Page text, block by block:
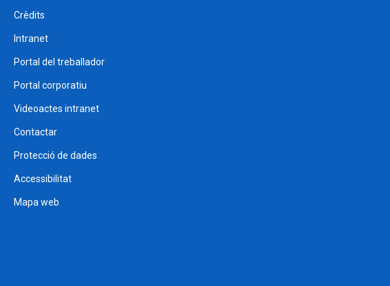
Crèdits
Intranet
Portal del treballador
Portal corporatiu
Videoactes intranet
Contactar
Protecció de dades
Accessibilitat
Mapa web